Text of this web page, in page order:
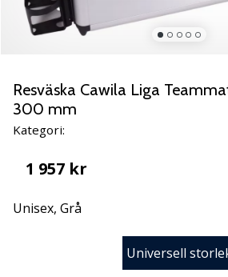
Lär
känna
PUMA
Accelerate
NITRO
SQD
handbollsskorna!
de
Resväska Cawila Liga
300 mm
Kategori:
1 957 kr
Unisex, Grå
Universell